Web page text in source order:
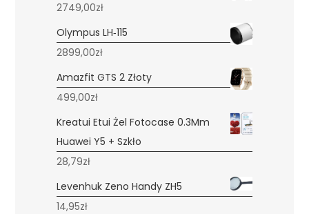
2749,00zł
Olympus LH‑115
2899,00zł
Amazfit GTS 2 Złoty
499,00zł
Kreatui Etui Żel Fotocase 0.3Mm
Huawei Y5 + Szkło
28,79zł
Levenhuk Zeno Handy ZH5
14,95zł